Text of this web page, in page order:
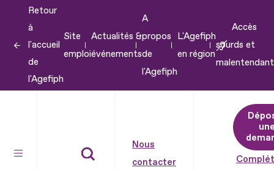
contenu
Retour
à
l'accueil
de
l'Agefiph
Site
emploi
Actualités &
événements
A
propos
de
l'Agefiph
L'Agefiph
en région
Accès
sourds et
Nous
contacter